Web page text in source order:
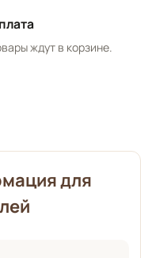
ждут в корзине.
для